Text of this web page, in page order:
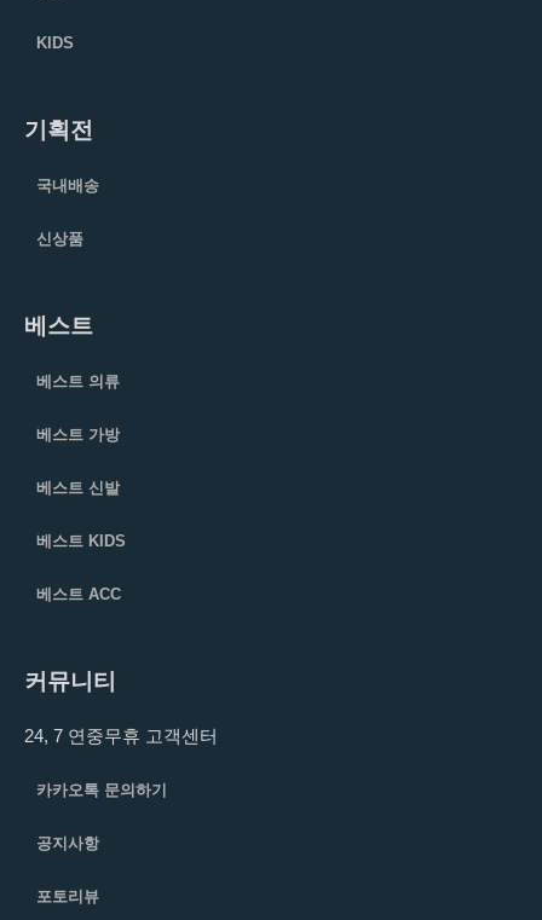
KIDS
기획전
국내배송
신상품
베스트
베스트 의류
베스트 가방
베스트 신발
베스트 KIDS
베스트 ACC
커뮤니티
24, 7 연중무휴 고객센터
카카오톡 문의하기
공지사항
포토리뷰